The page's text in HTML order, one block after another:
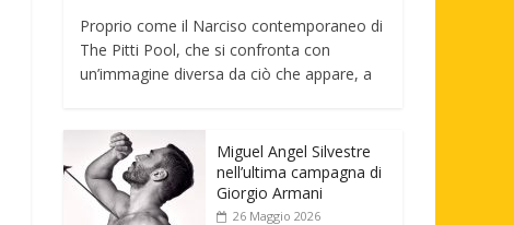
Proprio come il Narciso contemporaneo di
The Pitti Pool, che si confronta con
un’immagine diversa da ciò che appare, a
Miguel Angel Silvestre
nell’ultima campagna di
Giorgio Armani
26 Maggio 2026